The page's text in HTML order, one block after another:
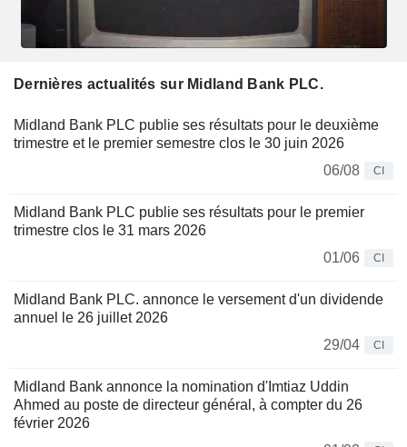
Dernières actualités sur Midland Bank PLC.
Midland Bank PLC publie ses résultats pour le deuxième
trimestre et le premier semestre clos le 30 juin 2026
06/08
CI
Midland Bank PLC publie ses résultats pour le premier
trimestre clos le 31 mars 2026
01/06
CI
Midland Bank PLC. annonce le versement d'un dividende
annuel le 26 juillet 2026
29/04
CI
Midland Bank annonce la nomination d'Imtiaz Uddin
Ahmed au poste de directeur général, à compter du 26
février 2026